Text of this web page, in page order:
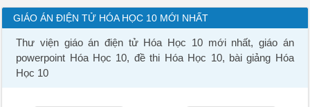
GIÁO ÁN ĐIỆN TỬ HÓA HỌC 10 MỚI NHẤT
Thư viện giáo án điện tử Hóa Học 10 mới nhất, giáo án
powerpoint Hóa Học 10, đề thi Hóa Học 10, bài giảng Hóa
Học 10